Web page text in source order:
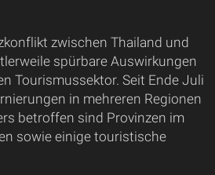
zwischen Thailand und
spürbare Auswirkungen
Tourismussektor. Seit Ende Juli
in mehreren Regionen
betroffen sind Provinzen im
sowie einige touristische